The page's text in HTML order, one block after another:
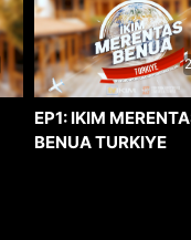
EP1: IKIM
BENUA TURKIYE